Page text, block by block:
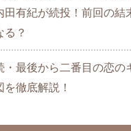
田有紀が続投！前回の結
る？
・最後から二番目の恋の
を徹底解説！